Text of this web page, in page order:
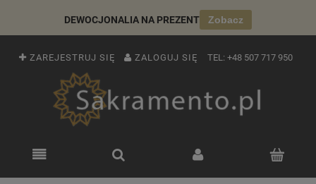
DEWOCJONALIA NA PREZENT Zobacz
ZAREJESTRUJ SIĘ ZALOGUJ SIĘ TEL: +48 507 717 950